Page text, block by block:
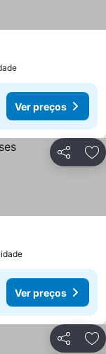
Ver preços
Partilhar
Ver preços
Partilhar